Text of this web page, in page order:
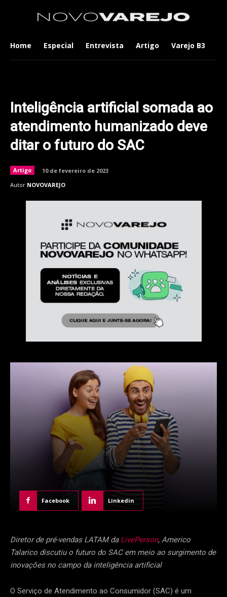
Home Especial Entrevista Artigo Varejo B3
Inteligência artificial somada ao
atendimento humanizado deve
ditar o futuro do SAC
Artigo
10 de fevereiro de 2023
Autor NOVOVAREJO
Facebook Linkedin
Diretor de pré-vendas LATAM daLivePerson, Americo
Talarico discutiu o futuro do SAC em meio ao surgimento de
inovações no campo da inteligência artificial
O Serviço de Atendimento ao Consumidor (SAC) é um